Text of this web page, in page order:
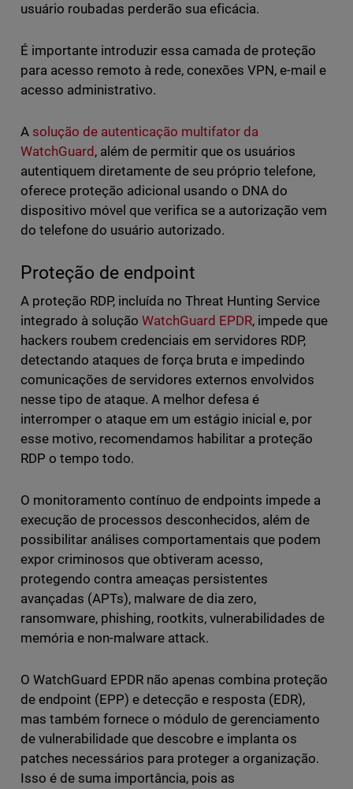
usuário roubadas perderão sua eficácia.
É importante introduzir essa camada de proteção
para acesso remoto à rede, conexões VPN, e-mail e
acesso administrativo.
A solução de autenticação multifator da
WatchGuard , além de permitir que os usuários
autentiquem diretamente de seu próprio telefone,
oferece proteção adicional usando o DNA do
dispositivo móvel que verifica se a autorização vem
do telefone do usuário autorizado.
Proteção de endpoint
A proteção RDP, incluída no Threat Hunting Service
integrado à solução WatchGuard EPDR, impede que
hackers roubem credenciais em servidores RDP,
detectando ataques de força bruta e impedindo
comunicações de servidores externos envolvidos
nesse tipo de ataque. A melhor defesa é
interromper o ataque em um estágio inicial e, por
esse motivo, recomendamos habilitar a proteção
RDP o tempo todo.
O monitoramento contínuo de endpoints impede a
execução de processos desconhecidos, além de
possibilitar análises comportamentais que podem
expor criminosos que obtiveram acesso,
protegendo contra ameaças persistentes
avançadas (APTs), malware de dia zero,
ransomware, phishing, rootkits, vulnerabilidades de
memória e non-malware attack.
O WatchGuard EPDR não apenas combina proteção
de endpoint (EPP) e detecção e resposta (EDR),
mas também fornece o módulo de gerenciamento
de vulnerabilidade que descobre e implanta os
patches necessários para proteger a organização.
Isso é de suma importância, pois as